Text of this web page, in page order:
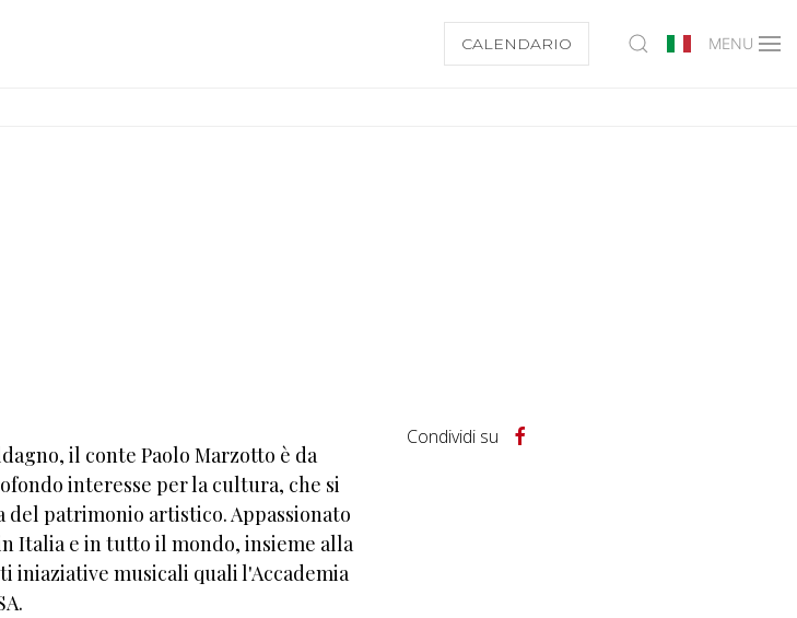
CALENDARIO MENU
il conte Paolo Marzotto è da
interesse per la cultura, che si
patrimonio artistico. Appassionato
Italia e in tutto il mondo, insieme alla
iniaziative musicali quali l'Accademia
Condividi su